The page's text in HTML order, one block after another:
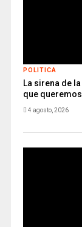
POLITICA
La sirena de
que
4 agosto, 2026